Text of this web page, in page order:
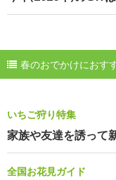
春のおでかけにおす
いちご狩り特集
家族や友達を誘って
全国お花見ガイド